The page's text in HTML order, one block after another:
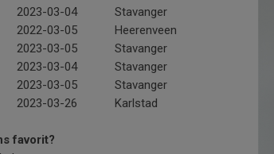
2023-03-04
Stavanger
2022-03-05
Heerenveen
2023-03-05
Stavanger
2023-03-04
Stavanger
2023-03-05
Stavanger
2023-03-26 Karlstad
favorit?